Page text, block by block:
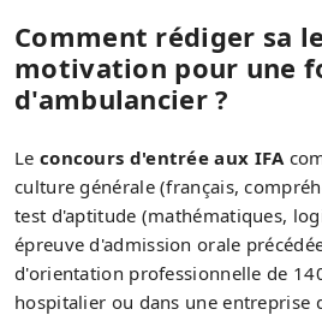
Comment rédiger sa
motivation pour une
d'ambulancier ?
Le concours d'entrée aux IFA
culture générale (français,
test d'aptitude (mathématiques,
épreuve d'admission orale
d'orientation professionnelle de
hospitalier ou dans une entreprise